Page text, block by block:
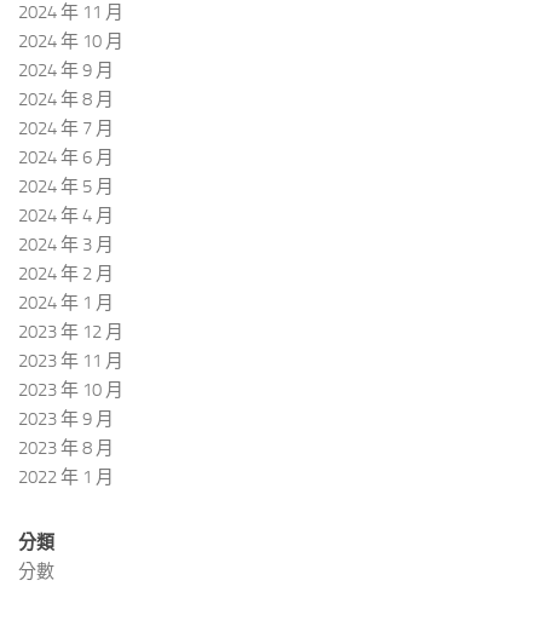
2024 年 11 月
2024 年 10 月
2024 年 9 月
2024 年 8 月
2024 年 7 月
2024 年 6 月
2024 年 5 月
2024 年 4 月
2024 年 3 月
2024 年 2 月
2024 年 1 月
2023 年 12 月
2023 年 11 月
2023 年 10 月
2023 年 9 月
2023 年 8 月
2022 年 1 月
分類
分數